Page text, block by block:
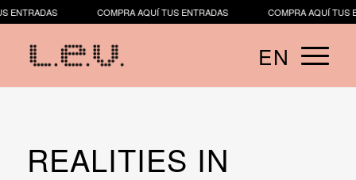
ENTRADAS COMPRA AQUÍ TUS ENTRADAS COMPRA AQUÍ TUS
EN
REALITIES IN